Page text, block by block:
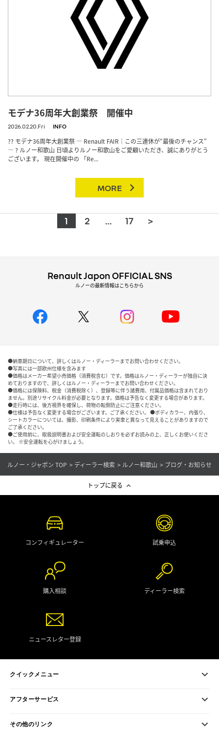
モデナ36周年大創業祭 開催中
2026.02.20.Fri INFO
?? モデナ36周年大創業祭 ― Renault FAIR｜この三連休が“最後のチャンス”
― ? ルノー和歌山 日頃よりルノー和歌山をご愛顧いただき、誠にありがとう
ございます。 現在開催中の 「Re...
MORE
1 2 17 >
Renault Japon OFFICIAL SNS
ルノーの最新情報はこちらから
●納車期日について、詳しくはルノー・ディーラーまでお問い合わせください。
●写真には一部欧州仕様を含みます
●価格はメーカー希望小売価格（消費税含む）です。価格はルノー・ディーラーが独自に決
めておりますので、詳しくはルノー・ディーラーまでお問い合わせください。
●価格には保険料、税金（消費税除く）、登録等に伴う諸費用、付属品価格は含まれており
ません。別途リサイクル料金が必要となります。価格は予告なく変更する場合があります。
●走行時には、後方視界を確保し、荷物の転倒防止にご注意ください。
●仕様は予告なく変更する場合がございます。ご了承ください。 ●ボディカラー、内張り、
シートカラーについては、撮影、印刷条件により実車と異なって見えることがありますので
ご了承ください。
●ご使用前に、取扱説明書および安全運転のしおりを必ずお読みの上、正しくお使いくださ
い。 ※安全運転を心がけましょう。
ルノー・ジャポン TOP ディーラー検索 ルノー和歌山 ブログ・お知らせ
トップに戻る
コンフィギュレーター 試乗申込
購入相談 ディーラー検索
ニュースレター登録
クイックメニュー
アフターサービス
その他のリンク